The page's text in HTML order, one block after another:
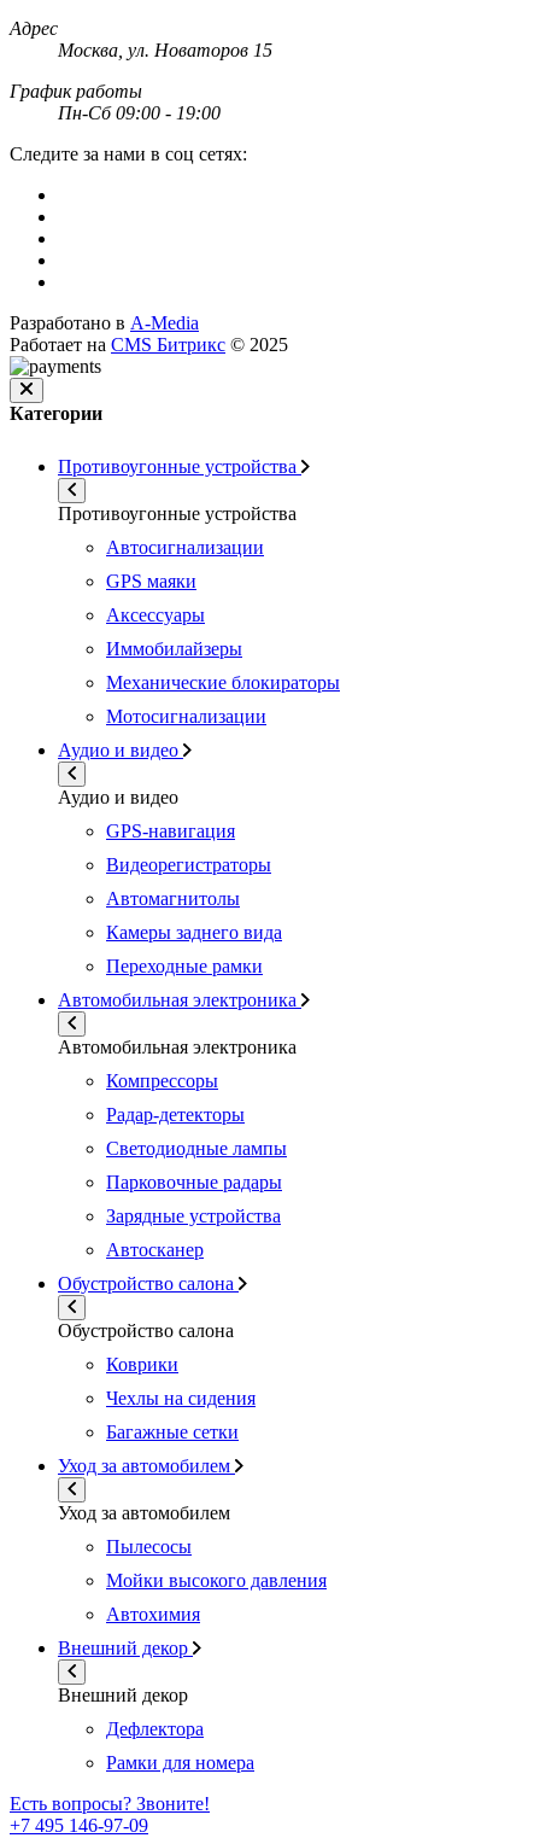
Адрес
Москва, ул. Новаторов 15
График работы
Пн-Сб 09:00 - 19:00
Следите за нами в соц сетях:
Разработано в A-Media
Работает на CMS Битрикс © 2025
Категории
Противоугонные устройства
Противоугонные устройства
Автосигнализации
GPS маяки
Аксессуары
Иммобилайзеры
Механические блокираторы
Мотосигнализации
Аудио и видео
Аудио и видео
GPS-навигация
Видеорегистраторы
Автомагнитолы
Камеры заднего вида
Переходные рамки
Автомобильная электроника
Автомобильная электроника
Компрессоры
Радар-детекторы
Светодиодные лампы
Парковочные радары
Зарядные устройства
Автосканер
Обустройство салона
Обустройство салона
Коврики
Чехлы на сидения
Багажные сетки
Уход за автомобилем
Уход за автомобилем
Пылесосы
Мойки высокого давления
Автохимия
Внешний декор
Внешний декор
Дефлектора
Рамки для номера
Есть вопросы? Звоните!
+7 495 146-97-09